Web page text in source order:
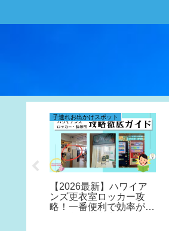
子連れお出かけスポット
【2026最新】ハワイア
ンズ更衣室ロッカー攻
略！一番便利で効率がい